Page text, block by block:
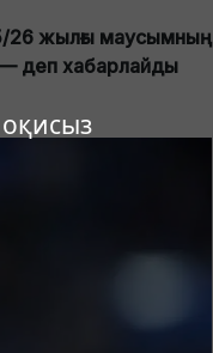
26 жылғы маусымның
деп хабарлайды